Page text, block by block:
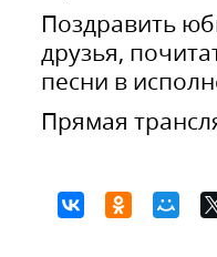
Поздравить
друзья,
песни в
Прямая